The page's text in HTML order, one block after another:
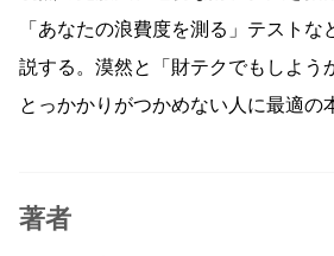
「あなたの浪費度を測る」テスト
説する。漠然と「財テクでもしよう
とっかかりがつかめない人に最適の
著者